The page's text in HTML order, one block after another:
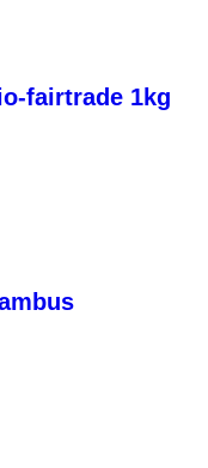
fairtrade 1kg